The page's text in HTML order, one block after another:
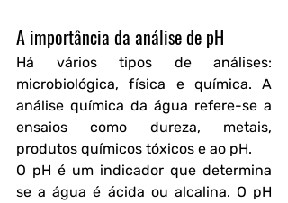
A importância da análise de pH
Há vários tipos de análises:
microbiológica, física e química. A
análise química da água refere-se a
ensaios como dureza, metais,
produtos químicos tóxicos e ao pH.
O pH é um indicador que determina
se a água é ácida ou alcalina. O pH